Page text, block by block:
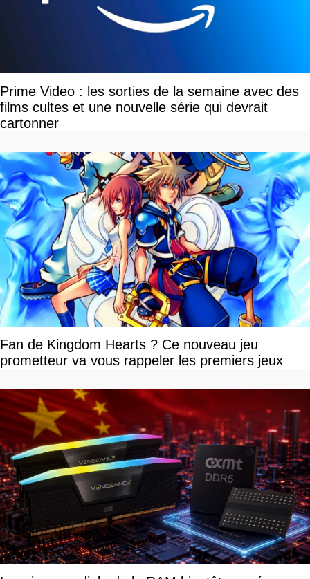
Prime Video : les sorties de la semaine avec des
films cultes et une nouvelle série qui devrait
cartonner
Fan de Kingdom Hearts ? Ce nouveau jeu
prometteur va vous rappeler les premiers jeux